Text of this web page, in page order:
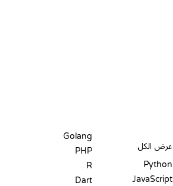
عرض الكل
Python
JavaScript
Golang
PHP
R
Dart